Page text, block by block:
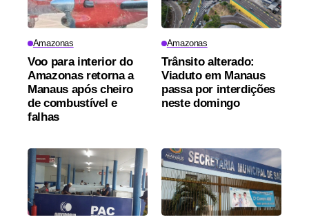
Amazonas
Voo para interior do
Amazonas retorna a
Manaus após cheiro
de combustível e
falhas
Amazonas
Trânsito alterado:
Viaduto em Manaus
passa por interdições
neste domingo